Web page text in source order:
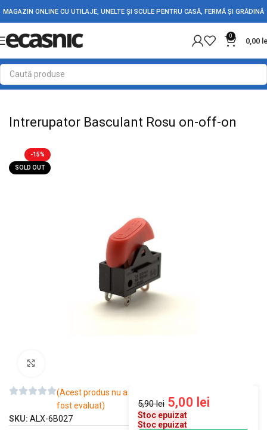
MAGAZIN ONLINE CU UTILAJE, UNELTE ȘI SCULE PENTRU CASĂ, FERMĂ ȘI GRĂDINĂ
0
0,00
Prima pagină Electrice Intrerupatoare - Butoane
Intrerupator Basculant Rosu on-off-on
-15%
SOLD OUT
(Acest produs nu a
fost evaluat)
SKU: ALX-6B027
5,90lei 5,00 lei
Stoc epuizat
Stoc epuizat